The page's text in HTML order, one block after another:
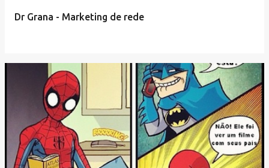
Dr Grana - Marketing de rede